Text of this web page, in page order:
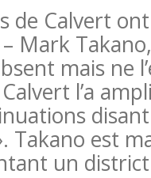
de Calvert
Mark
mais ne
l’a
Takano est
un